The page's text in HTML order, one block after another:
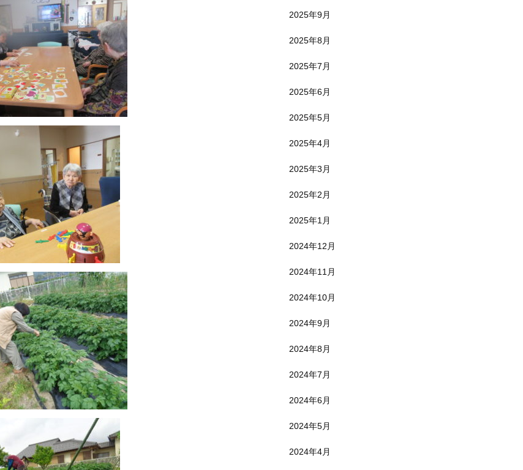
2025年9月
2025年8月
2025年7月
2025年6月
2025年5月
2025年4月
2025年3月
2025年2月
2025年1月
2024年12月
2024年11月
2024年10月
2024年9月
2024年8月
2024年7月
2024年6月
2024年5月
2024年4月